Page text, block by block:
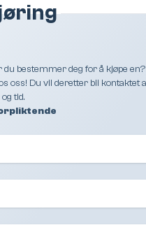
bestemmer deg for å kjøpe en?
oss! Du vil deretter bli kontaktet
tid.